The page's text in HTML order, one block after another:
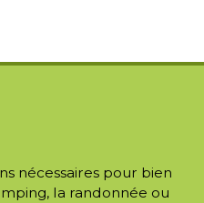
nécessaires pour bien
la randonnée ou